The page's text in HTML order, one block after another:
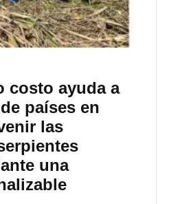
costo ayuda a
países en
las
una